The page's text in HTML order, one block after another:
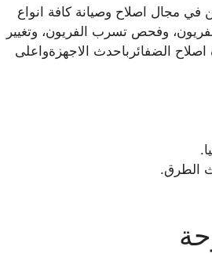
في مجال اصلاح وصيانة كافة انواع
وفحص تسرب الفريون، وتغيير
الضفائرباحدث الاجهزةواعلى
الطرق.